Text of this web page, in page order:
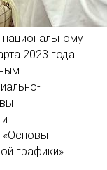
2023 года
«Основы
графики».